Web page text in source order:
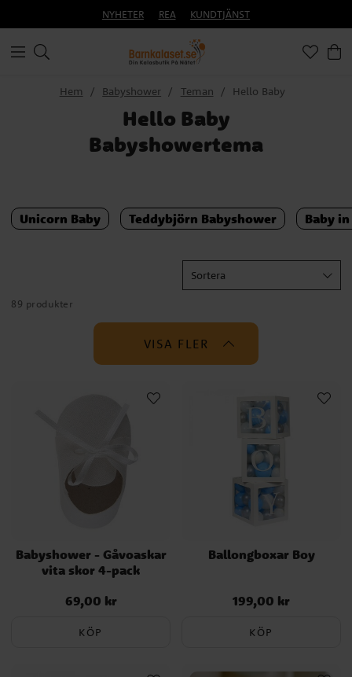
NYHETER REA KUNDTJÄNST
Hem Babyshower Teman Hello Baby
Hello Baby
Babyshowertema
Unicorn Baby Teddybjörn Babyshower Baby
Sortera
89 produkter
VISA FLER
Babyshower - Gåvoaskar
vita skor 4-pack
Pris:69,00 kr
69,00 kr
KÖP
Ballongboxar Boy
Pris:199,00 kr
199,00 kr
KÖP